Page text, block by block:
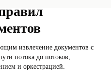
извлечение документов с
потока до потоков,
и оркестрацией.